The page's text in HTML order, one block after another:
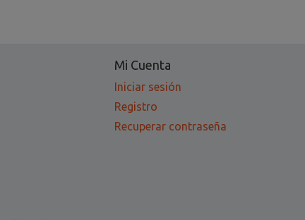
Mi Cuenta
Iniciar sesión
Registro
Recuperar contraseña